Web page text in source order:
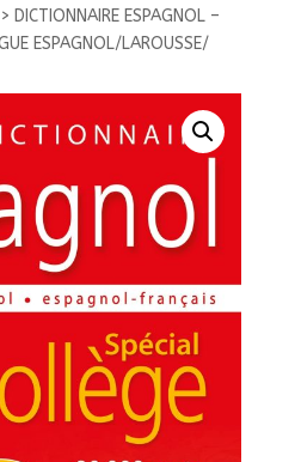
> DICTIONNAIRE ESPAGNOL –
ESPAGNOL/LAROUSSE/